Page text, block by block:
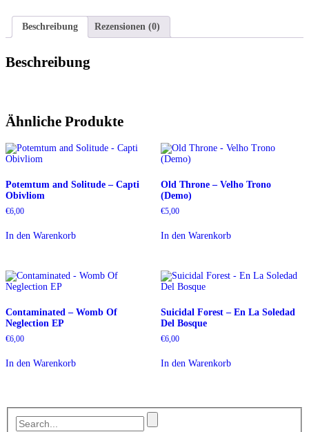
Beschreibung
Rezensionen (0)
Beschreibung
Ähnliche Produkte
Potemtum and Solitude – Capti
Obivliom
€6,00
In den Warenkorb
Old Throne – Velho Trono
(Demo)
€5,00
In den Warenkorb
Contaminated – Womb Of
Neglection EP
€6,00
In den Warenkorb
Suicidal Forest – En La Soledad
Del Bosque
€6,00
In den Warenkorb